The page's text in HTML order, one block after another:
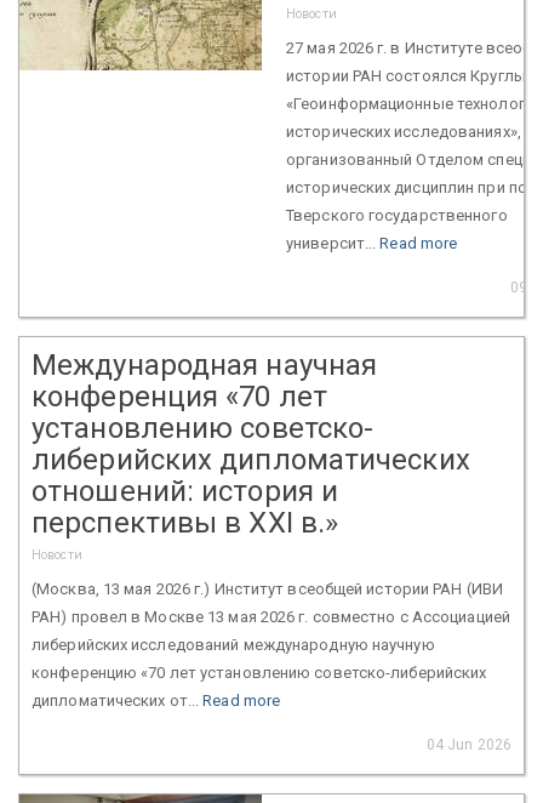
Новости
27 мая 2026 г. в Институте
истории РАН состоялся Круглый
«Геоинформационные
исторических исследованиях»,
организованный Отделом
исторических дисциплин при
Тверского государственного
университ...Read more
09
Международная научная
конференция «70 лет
установлению советско-
либерийских дипломатических
отношений: история и
перспективы в XXI в.»
Новости
(Москва, 13 мая 2026 г.) Институт всеобщей истории РАН (ИВИ
РАН) провел в Москве 13 мая 2026 г. совместно с Ассоциацией
либерийских исследований международную научную
конференцию «70 лет установлению советско-либерийских
дипломатических от...Read more
04 Jun 2026